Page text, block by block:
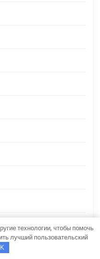
технологии, чтобы помочь
лучший пользовательский